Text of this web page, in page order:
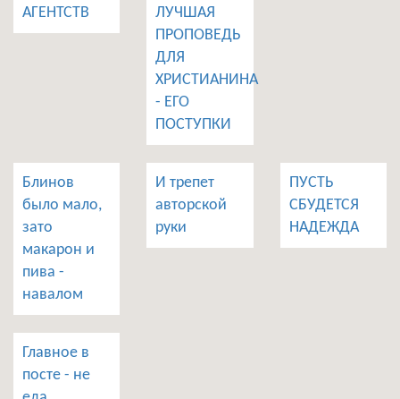
АГЕНТСТВ
ЛУЧШАЯ
ПРОПОВЕДЬ
ДЛЯ
ХРИСТИАНИНА
- ЕГО
ПОСТУПКИ
Блинов
было мало,
зато
макарон и
пива -
навалом
И трепет
авторской
руки
ПУСТЬ
СБУДЕТСЯ
НАДЕЖДА
Главное в
посте - не